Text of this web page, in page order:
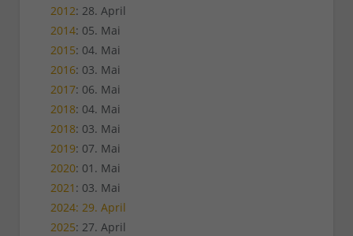
2012: 28. April
2014: 05. Mai
2015: 04. Mai
2016: 03. Mai
2017: 06. Mai
2018: 04. Mai
2018: 03. Mai
2019: 07. Mai
2020: 01. Mai
2021 : 03. Mai
2024: 29. April
2025: 27. April